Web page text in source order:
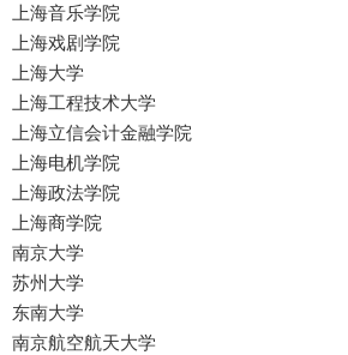
上海音乐学院
上海戏剧学院
上海大学
上海工程技术大学
上海立信会计金融学院
上海电机学院
上海政法学院
上海商学院
南京大学
苏州大学
东南大学
南京航空航天大学